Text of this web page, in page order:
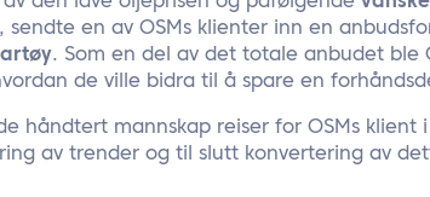
sendte en av OSMs klienter inn en
. Som en del av det totale anbudet ble
de ville bidra til å spare en
håndtert mannskap reiser for OSMs klient
av trender og til slutt konvertering av